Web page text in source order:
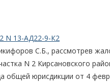
N 13-АД22-9-К2
С.Б., рассмотрев
N 2 Кирсановского
общей юрисдикции от 4